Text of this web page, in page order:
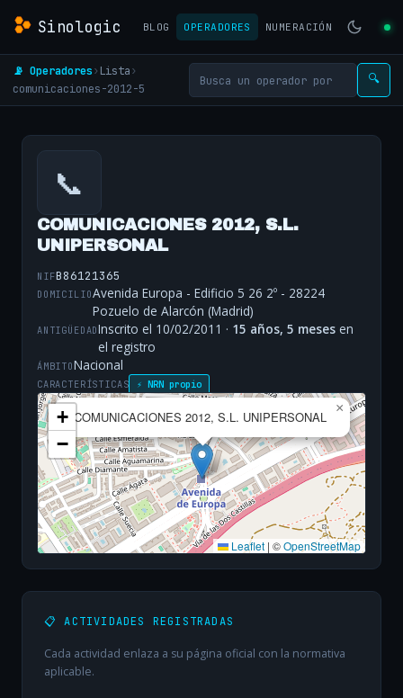
Sinologic BLOG OPERADORES NUMERACIÓN
📡 Operadores› Lista›
comunicaciones-2012-5
🔍
📞
COMUNICACIONES 2012, S.L.
UNIPERSONAL
NIFB86121365
DOMICILIOAvenida Europa - Edificio 5 26 2º - 28224
Pozuelo de Alarcón (Madrid)
ANTIGÜEDADInscrito el 10/02/2011 · 15 años, 5 meses en
el registro
ÁMBITONacional
CARACTERÍSTICAS ⚡ NRN propio
COMUNICACIONES 2012, S.L. UNIPERSONAL
×
+
−
Leaflet | ©OpenStreetMap
📋 ACTIVIDADES REGISTRADAS
Cada actividad enlaza a su página oficial con la normativa
aplicable.